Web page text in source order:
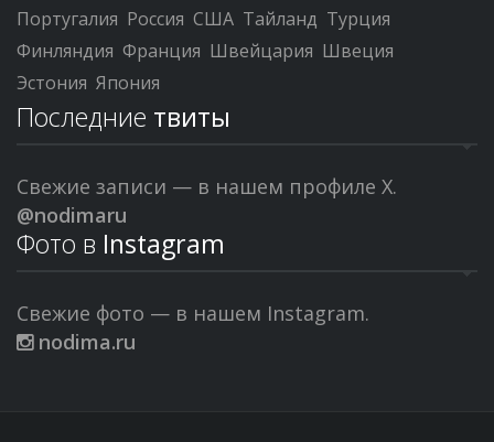
Португалия Россия США Тайланд Турция
Финляндия Франция Швейцария Швеция
Эстония Япония
Последние твиты
Свежие записи — в нашем профиле X.
@nodimaru
Фото в Instagram
Свежие фото — в нашем Instagram.
nodima.ru